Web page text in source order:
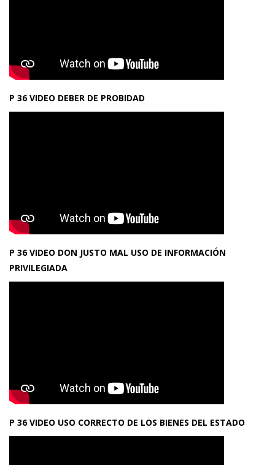
P 36 VIDEO DEBER DE PROBIDAD
P 36 VIDEO DON JUSTO MAL USO DE INFORMACIÓN
PRIVILEGIADA
P 36 VIDEO USO CORRECTO DE LOS BIENES DEL ESTADO